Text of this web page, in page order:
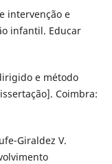
intervenção e
infantil. Educar
e método
Coimbra:
Giraldez V.